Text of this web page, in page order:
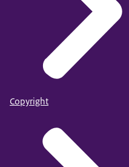
Copyright